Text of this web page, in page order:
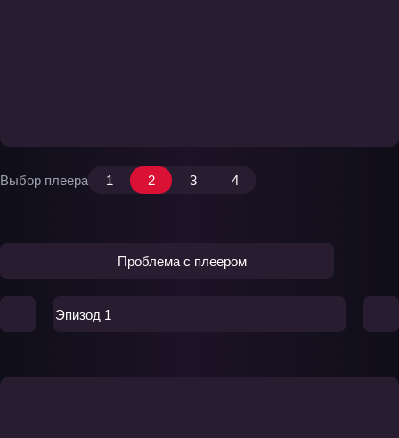
Выбор плеера 1 2 3 4
Проблема с плеером
Эпизод 1